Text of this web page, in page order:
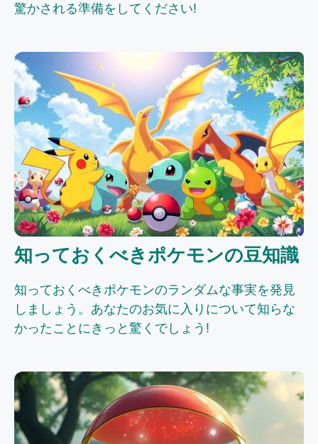
驚かされる準備をしてください!
知っておくべきポケモンの豆知識
知っておくべきポケモンのランダムな事実を発見
しましょう。あなたのお気に入りについて知らな
かったことにきっと驚くでしょう!